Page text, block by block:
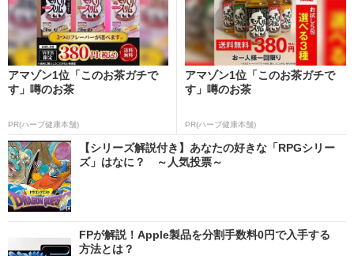
アマゾン1位「このお茶ガチで
す」噂のお茶
PR(ハーブ健康本舗)
アマゾン1位「このお茶ガチで
す」噂のお茶
PR(ハーブ健康本舗)
【シリーズ解説付き】あなたの好きな「RPGシリー
ズ」はなに？ ～人気投票～
FPが解説！Apple製品を分割手数料0円で入手する
方法とは？